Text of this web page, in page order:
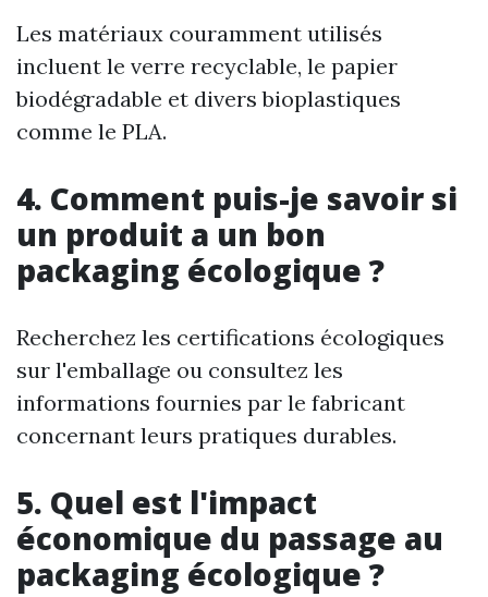
Les matériaux couramment utilisés
incluent le verre recyclable, le papier
biodégradable et divers bioplastiques
comme le PLA.
4. Comment puis-je savoir si
un produit a un bon
packaging écologique ?
Recherchez les certifications écologiques
sur l'emballage ou consultez les
informations fournies par le fabricant
concernant leurs pratiques durables.
5. Quel est l'impact
économique du passage au
packaging écologique ?